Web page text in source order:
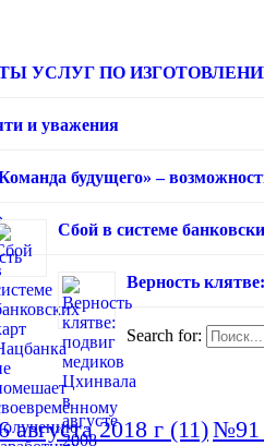
УСЛУГ ПО
и уважения
будущего» –
Сбой в системе
Верность
Search for:
2018 г (11)№91